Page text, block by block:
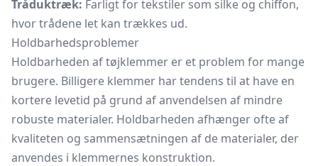
Tråduktræk: Farligt for tekstiler som silke og chiffon,
hvor trådene let kan trækkes ud.
Holdbarhedsproblemer
Holdbarheden af tøjklemmer er et problem for mange
brugere. Billigere klemmer har tendens til at have en
kortere levetid på grund af anvendelsen af mindre
robuste materialer. Holdbarheden afhænger ofte af
kvaliteten og sammensætningen af de materialer, der
anvendes i klemmernes konstruktion.